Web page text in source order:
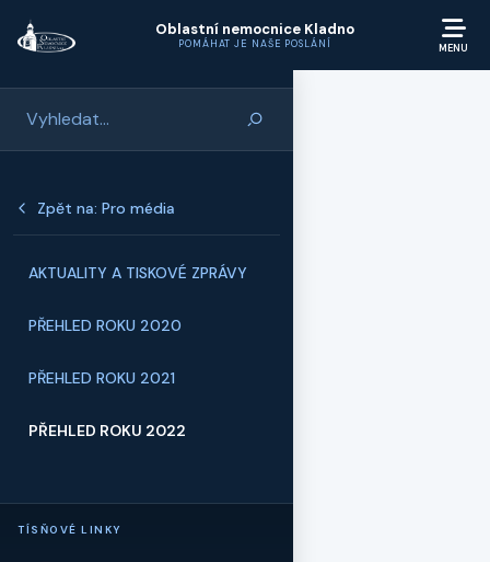
Oblastní nemocnice Kladno
POMÁHAT JE NAŠE POSLÁNÍ
Zpět na: Pro média
AKTUALITY A TISKOVÉ ZPRÁVY
PŘEHLED ROKU 2020
PŘEHLED ROKU 2021
PŘEHLED ROKU 2022
TÍSŇOVÉ LINKY